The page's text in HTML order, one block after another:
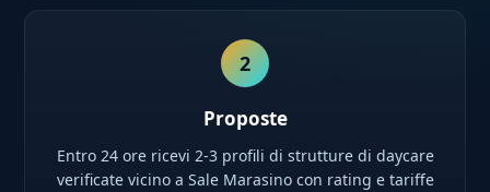
2
Proposte
Entro 24 ore ricevi 2-3 profili di strutture di daycare
verificate vicino a Sale Marasino con rating e tariffe